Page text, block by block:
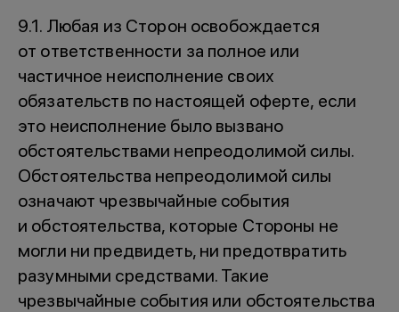
9.1. Любая из Сторон освобождается
от ответственности за полное или
частичное неисполнение своих
обязательств по настоящей оферте, если
это неисполнение было вызвано
обстоятельствами непреодолимой силы.
Обстоятельства непреодолимой силы
означают чрезвычайные события
и обстоятельства, которые Стороны не
могли ни предвидеть, ни предотвратить
разумными средствами. Такие
чрезвычайные события или обстоятельства